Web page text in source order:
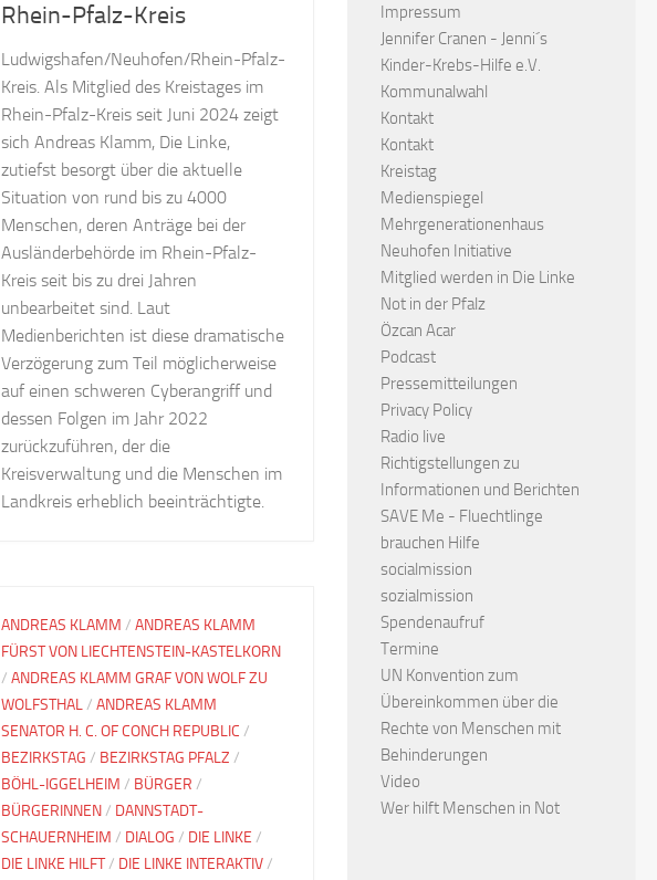
Rhein-Pfalz-Kreis
Ludwigshafen/Neuhofen/Rhein-Pfalz-
Kreis. Als Mitglied des Kreistages im
Rhein-Pfalz-Kreis seit Juni 2024 zeigt
sich Andreas Klamm, Die Linke,
zutiefst besorgt über die aktuelle
Situation von rund bis zu 4000
Menschen, deren Anträge bei der
Ausländerbehörde im Rhein-Pfalz-
Kreis seit bis zu drei Jahren
unbearbeitet sind. Laut
Medienberichten ist diese dramatische
Verzögerung zum Teil möglicherweise
auf einen schweren Cyberangriff und
dessen Folgen im Jahr 2022
zurückzuführen, der die
Kreisverwaltung und die Menschen im
Landkreis erheblich beeinträchtigte.
ANDREAS KLAMM / ANDREAS KLAMM
FÜRST VON LIECHTENSTEIN-KASTELKORN
/ ANDREAS KLAMM GRAF VON WOLF ZU
WOLFSTHAL/ ANDREAS KLAMM
SENATOR H. C. OF CONCH REPUBLIC /
BEZIRKSTAG / BEZIRKSTAG PFALZ /
BÖHL-IGGELHEIM / BÜRGER /
BÜRGERINNEN/ DANNSTADT-
SCHAUERNHEIM / DIALOG / DIE LINKE /
DIE LINKE HILFT/ DIE LINKE INTERAKTIV/
Impressum
Jennifer Cranen - Jenni´s
Kinder-Krebs-Hilfe e.V.
Kommunalwahl
Kontakt
Kontakt
Kreistag
Medienspiegel
Mehrgenerationenhaus
Neuhofen Initiative
Mitglied werden in Die Linke
Not in der Pfalz
Özcan Acar
Podcast
Pressemitteilungen
Privacy Policy
Radio live
Richtigstellungen zu
Informationen und Berichten
SAVE Me - Fluechtlinge
brauchen Hilfe
socialmission
sozialmission
Spendenaufruf
Termine
UN Konvention zum
Übereinkommen über die
Rechte von Menschen mit
Behinderungen
Video
Wer hilft Menschen in Not